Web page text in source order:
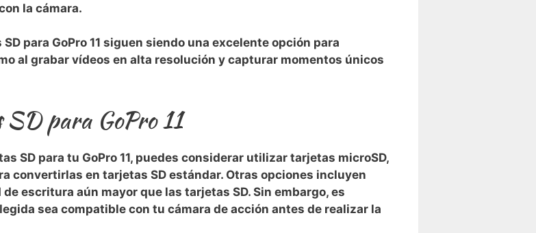
la cámara.
para GoPro 11 siguen siendo ⁢una excelente opción para
al grabar ⁢vídeos en alta resolución y capturar momentos únicos
para GoPro 11
SD para tu GoPro 11,⁣ puedes considerar utilizar tarjetas microSD,
convertirlas ‌en tarjetas SD estándar. Otras opciones incluyen
⁤escritura aún mayor​ que las tarjetas SD. Sin embargo, es
sea compatible‌ con tu cámara de acción antes de realizar la